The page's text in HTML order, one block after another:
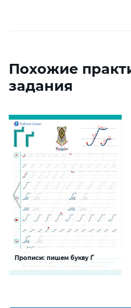
Похожие
задания
Прописи: пишем букву Ґ